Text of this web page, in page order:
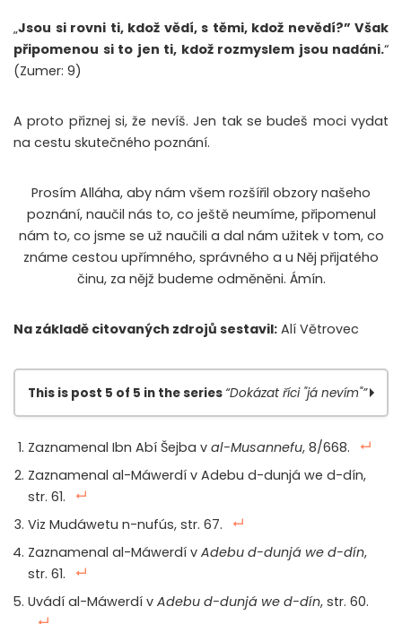
„Jsou si rovni ti, kdož vědí, s těmi, kdož nevědí?” Však
připomenou si to jen ti, kdož rozmyslem jsou nadáni.“
(Zumer: 9)
A proto přiznej si, že nevíš. Jen tak se budeš moci vydat
na cestu skutečného poznání.
Prosím Alláha, aby nám všem rozšířil obzory našeho
poznání, naučil nás to, co ještě neumíme, připomenul
nám to, co jsme se už naučili a dal nám užitek v tom, co
známe cestou upřímného, správného a u Něj přijatého
činu, za nějž budeme odměněni. Ámín.
Na základě citovaných zdrojů sestavil: Alí Větrovec
This is post 5 of 5 in the series“Dokázat říci "já nevím"”
Dokázat říci “já nevím,” díl 1.
Dokázat říci “já nevím,” díl 2.
Dokázat říci “já nevím,” díl 3.
Dokázat říci “já nevím,” díl 4.
Dokázat říci “já nevím,” díl 5.
Zaznamenal Ibn Abí Šejba v al-Musannefu, 8/668.
Zaznamenal al-Máwerdí v Adebu d-dunjá we d-dín,
str. 61.
Viz Mudáwetu n-nufús, str. 67.
Zaznamenal al-Máwerdí v Adebu d-dunjá we d-dín,
str. 61.
Uvádí al-Máwerdí v Adebu d-dunjá we d-dín, str. 60.